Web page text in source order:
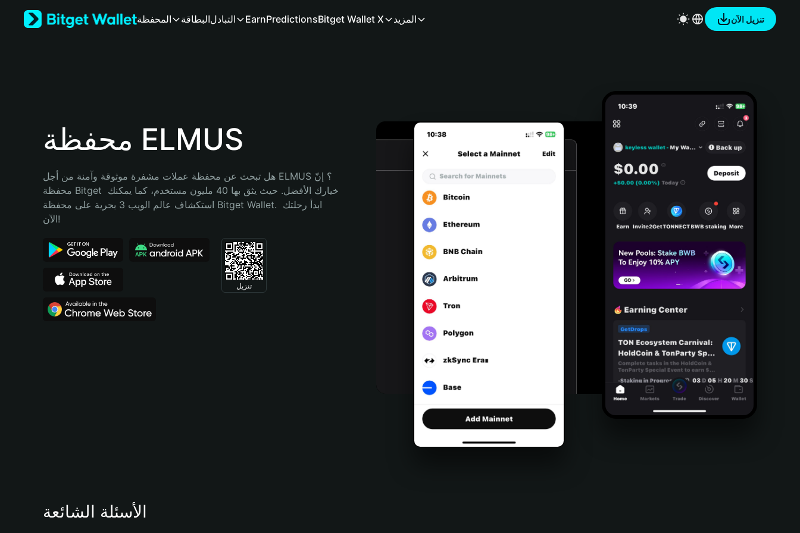
Bahasa Indonesia
Português (Brasil)
المحفظة البطاقةالتبادل EarnPredictionsBitget Wallet X المزيد تنزيل الآن
محفظة ELMUS
هل تبحث عن محفظة عملات مشفرة موثوقة وآمنة من أجل ELMUS؟ إنّ
محفظة Bitget خيارك الأفضل. حيث يثق بها 40 مليون مستخدم، كما يمكنك
استكشاف عالم الويب 3 بحرية على محفظة Bitget Wallet. ابدأ رحلتك
الآن!
تنزيل
الأسئلة الشائعة